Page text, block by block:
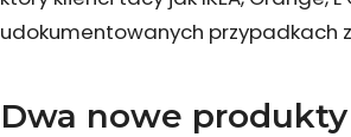
udokumentowanych przypadkach
Dwa nowe